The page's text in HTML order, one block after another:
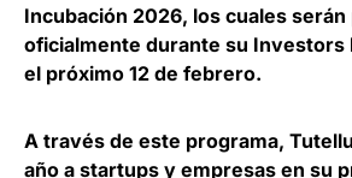
Incubación 2026, los cuales
oficialmente durante su Investors
el próximo 12 de febrero.
A través de este programa,
año a startups y empresas en su